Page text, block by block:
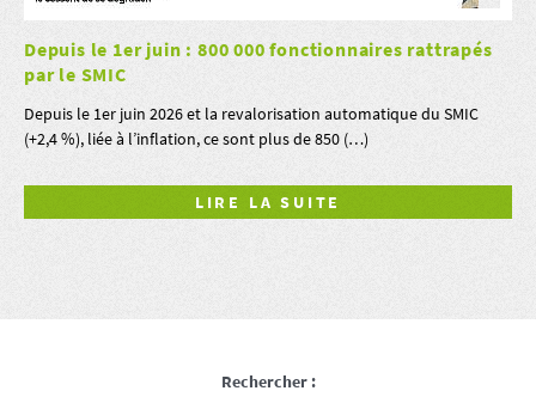
Depuis le 1er juin : 800 000 fonctionnaires rattrapés
par le SMIC
Depuis le 1er juin 2026 et la revalorisation automatique du SMIC
(+2,4 %), liée à l’inflation, ce sont plus de 850 (…)
LIRE LA SUITE
Rechercher :